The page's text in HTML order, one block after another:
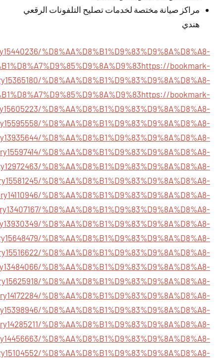
مراكز صيانة مختصة لخدمات تصليح التلفونات الرقعي
هندي
%D8%AA%D8%B1%D9%83%D9%8A%D8%A8-
https://bookmark-
%D8%AA%D8%B1%D9%83%D9%8A%D8%A8-
https://bookmark-
%D8%AA%D8%B1%D9%83%D9%8A%D8%A8-
%D8%AA%D8%B1%D9%83%D9%8A%D8%A8-
%D8%AA%D8%B1%D9%83%D9%8A%D8%A8-
%D8%AA%D8%B1%D9%83%D9%8A%D8%A8-
%D8%AA%D8%B1%D9%83%D9%8A%D8%A8-
%D8%AA%D8%B1%D9%83%D9%8A%D8%A8-
%D8%AA%D8%B1%D9%83%D9%8A%D8%A8-
%D8%AA%D8%B1%D9%83%D9%8A%D8%A8-
%D8%AA%D8%B1%D9%83%D9%8A%D8%A8-
%D8%AA%D8%B1%D9%83%D9%8A%D8%A8-
%D8%AA%D8%B1%D9%83%D9%8A%D8%A8-
%D8%AA%D8%B1%D9%83%D9%8A%D8%A8-
%D8%AA%D8%B1%D9%83%D9%8A%D8%A8-
%D8%AA%D8%B1%D9%83%D9%8A%D8%A8-
%D8%AA%D8%B1%D9%83%D9%8A%D8%A8-
%D8%AA%D8%B1%D9%83%D9%8A%D8%A8-
%D8%AA%D8%B1%D9%83%D9%8A%D8%A8-
%D8%AA%D8%B1%D9%83%D9%8A%D8%A8-